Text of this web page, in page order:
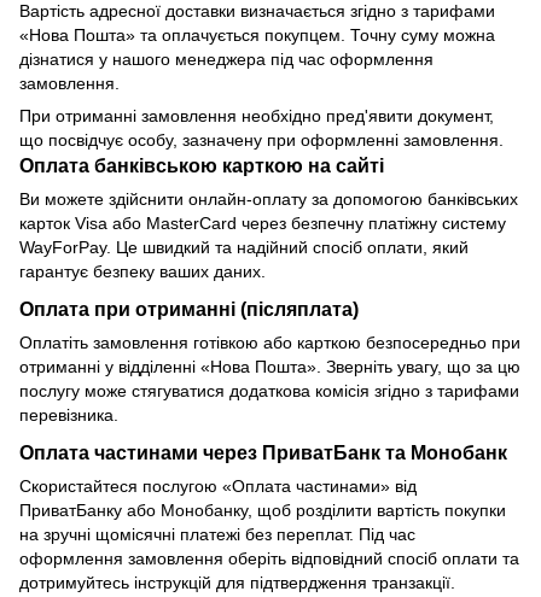
Вартість адресної доставки визначається згідно з тарифами
«Нова Пошта» та оплачується покупцем. Точну суму можна
дізнатися у нашого менеджера під час оформлення
замовлення.
При отриманні замовлення необхідно пред'явити документ,
що посвідчує особу, зазначену при оформленні замовлення.
Оплата банківською карткою на сайті
Ви можете здійснити онлайн-оплату за допомогою банківських
карток Visa або MasterCard через безпечну платіжну систему
WayForPay. Це швидкий та надійний спосіб оплати, який
гарантує безпеку ваших даних.
Оплата при отриманні (післяплата)
Оплатіть замовлення готівкою або карткою безпосередньо при
отриманні у відділенні «Нова Пошта». Зверніть увагу, що за цю
послугу може стягуватися додаткова комісія згідно з тарифами
перевізника.
Оплата частинами через ПриватБанк та Монобанк
Скористайтеся послугою «Оплата частинами» від
ПриватБанку або Монобанку, щоб розділити вартість покупки
на зручні щомісячні платежі без переплат. Під час
оформлення замовлення оберіть відповідний спосіб оплати та
дотримуйтесь інструкцій для підтвердження транзакції.